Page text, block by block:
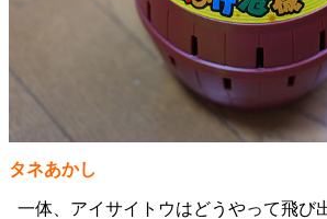
タネあかし
一体、アイサイトウはどうやって飛び